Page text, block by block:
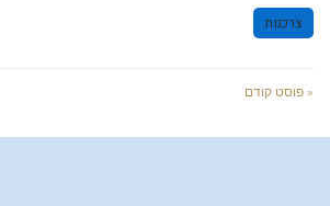
צרכנות
« פוסט קודם